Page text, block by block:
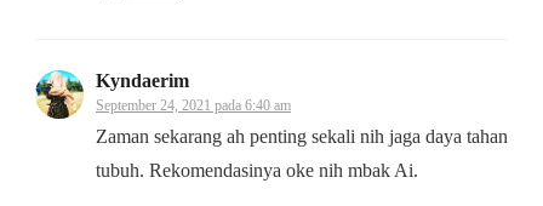
Kyndaerim
September 24, 2021 pada 6:40 am
Zaman sekarang ah penting sekali nih jaga daya tahan
tubuh. Rekomendasinya oke nih mbak Ai.